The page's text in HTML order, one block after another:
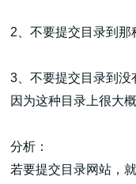
2、不要提交目录到
3、不要提交目录到没
因为这种目录上很大
分析：
若要提交目录网站，